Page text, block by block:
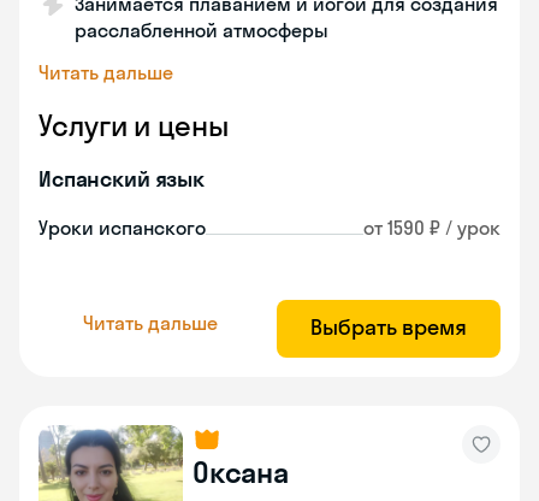
расслабленной атмосферы
Читать дальше
Услуги и цены
Испанский язык
Уроки испанского от 1590 ₽ / урок
Читать дальше Выбрать время
Оксана